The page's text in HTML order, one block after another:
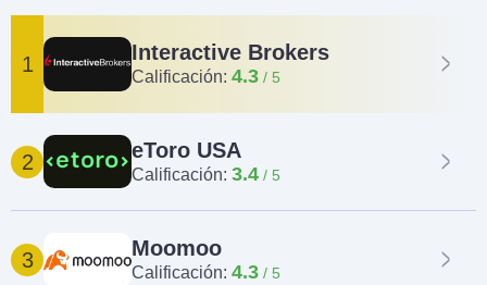
1 Interactive Brokers
Calificación: 4.3
2 eToro USA
Calificación: 3.4
3 Moomoo
Calificación: 4.3